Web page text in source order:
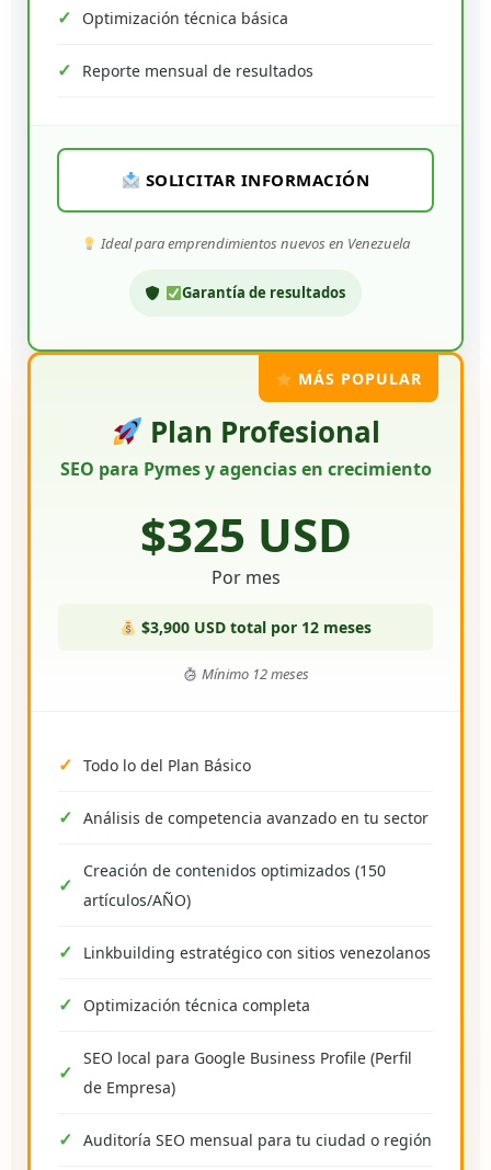
Optimización técnica básica
Reporte mensual de resultados
SOLICITAR INFORMACIÓN
Ideal para emprendimientos nuevos en Venezuela
Garantía de resultados
MÁS POPULAR
Plan Profesional
SEO para Pymes y agencias en crecimiento
$325 USD
Por mes
$3,900 USD total por 12 meses
Mínimo 12 meses
Todo lo del Plan Básico
Análisis de competencia avanzado en tu sector
Creación de contenidos optimizados (150
artículos/AÑO)
Linkbuilding estratégico con sitios venezolanos
Optimización técnica completa
SEO local para Google Business Profile (Perfil
de Empresa)
Auditoría SEO mensual para tu ciudad o región